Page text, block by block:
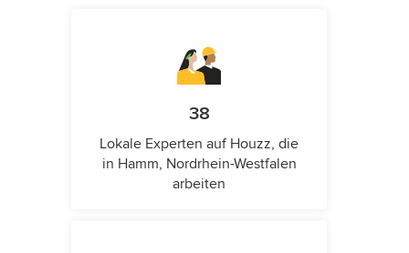
38
Lokale Experten auf Houzz, die
in Hamm, Nordrhein-Westfalen
arbeiten